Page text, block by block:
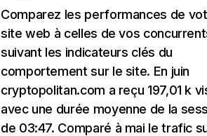
Comparez les performances de
site web à celles de vos
suivant les indicateurs clés du
comportement sur le site. En juin
cryptopolitan.com a reçu 197,01 k
avec une durée moyenne de la
de 03:47. Comparé à mai le trafic